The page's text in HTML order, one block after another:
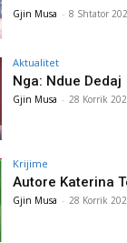
Gjin Musa - 8 Shtator
Aktualitet
Nga: Ndue Dedaj
Gjin Musa - 28 Korrik
Krijime
Autore Katerina
Gjin Musa - 28 Korrik